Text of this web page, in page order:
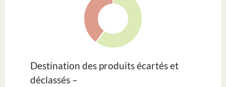
Destination des produits écartés et
déclassés –